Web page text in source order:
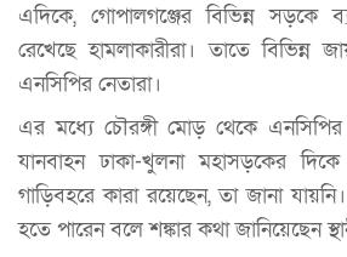
এদিকে, গোপালগঞ্জের বিভিন্ন সড়কে
রেখেছে হামলাকারীরা। তাতে বিভিন্ন
এনসিপির নেতারা।
এর মধ্যে চৌরঙ্গী মোড় থেকে
যানবাহন ঢাকা-খুলনা মহাসড়কের
গাড়িবহরে কারা রয়েছেন, তা জানা
হতে পারেন বলে শঙ্কার কথা জানিয়েছেন